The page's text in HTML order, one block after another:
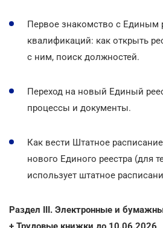
Первое знакомство с Единым
квалификаций: как открыть
с ним, поиск должностей.
Переход на новый Единый
процессы и документы.
Как вести Штатное
нового Единого реестра (для
использует штатное
Раздел III. Электронные и